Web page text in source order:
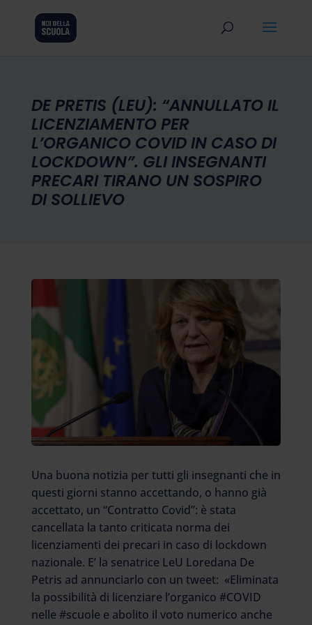
DE PRETIS (LEU): “ANNULLATO IL
LICENZIAMENTO PER
L’ORGANICO COVID IN CASO DI
LOCKDOWN”. GLI INSEGNANTI
PRECARI TIRANO UN SOSPIRO
DI SOLLIEVO
Una buona notizia per tutti gli insegnanti che in
questi giorni stanno accettando, o hanno già
accettato, un “Contratto Covid”: è stata
cancellata la tanto criticata norma dei
licenziamenti dei precari in caso di lockdown
nazionale. E’ la senatrice LeU Loredana De
Petris ad annunciarlo con un tweet: «Eliminata
la possibilità di licenziare l’organico #COVID
nelle #scuole e abolito il voto numerico anche